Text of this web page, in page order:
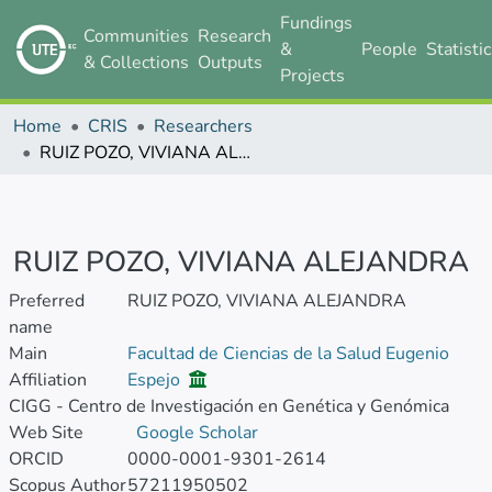
Communities
& Collections
Research
Outputs
Fundings
&
Projects
People
Home CRIS
Researchers
RUIZ POZO, VIVIANA ALEJANDRA
RUIZ POZO, VIVIANA ALEJANDRA
Preferred
name
RUIZ POZO, VIVIANA ALEJANDRA
Main
Affiliation
Facultad de Ciencias de la Salud Eugenio
Espejo
CIGG - Centro de Investigación en Genética y Genómica
Web Site
Google Scholar
ORCID
0000-0001-9301-2614
Scopus Author57211950502